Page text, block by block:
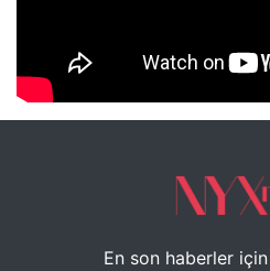
NYXmag 2. Yaş Kutlama
En son haberler